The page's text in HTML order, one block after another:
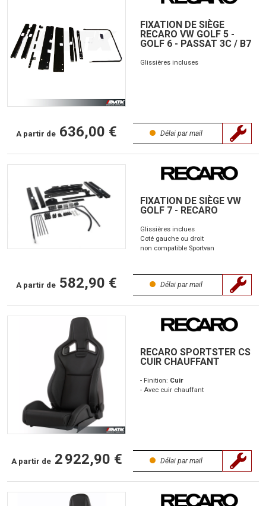
FIXATION DE SIÈGE
RECARO VW GOLF 5 -
GOLF 6 - PASSAT 3C / B7
Glissières incluses
A partir de 636,00 € Délai par mail
FIXATION DE SIÈGE VW
GOLF 7 - RECARO
Glissières inclues
Coté gauche ou droit
non compatible Sportvan
A partir de 582,90 € Délai par mail
RECARO SPORTSTER CS
CUIR CHAUFFANT
- Finition: Cuir
- Avec cuir chauffant
A partir de 2 922,90 € Délai par mail